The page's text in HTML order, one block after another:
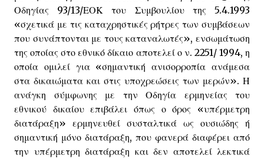
Οδηγίας 93/13/ΕΟΚ του Συμβουλίου της 5.4.1993
«σχετικά με τις καταχρηστικές ρήτρες των συμβάσεων
που συνάπτονται με τους καταναλωτές», ενσωμάτωση
της οποίας στο εθνικό δίκαιο αποτελεί ο ν. 2251/ 1994, η
οποία ομιλεί για «σημαντική ανισορροπία ανάμεσα
στα δικαιώματα και στις υποχρεώσεις των μερών». Η
ανάγκη σύμφωνης με την Οδηγία ερμηνείας του
εθνικού δικαίου επιβάλει όπως ο όρος «υπέρμετρη
διατάραξη» ερμηνευθεί συσταλτικά ως ουσιώδης ή
σημαντική μόνο διατάραξη, που φανερά διαφέρει από
την υπέρμετρη διατάραξη και δεν αποτελεί λεκτικά